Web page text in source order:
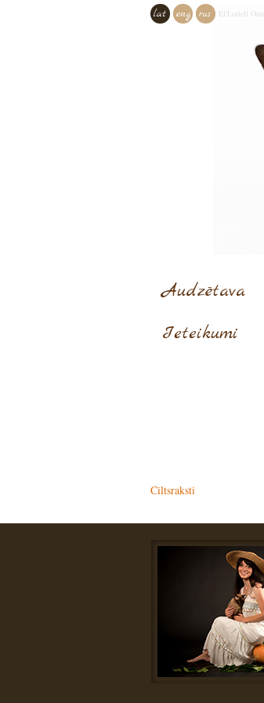
lat eng rus El'Loriell Onn
Audzētava
Ieteikumi
Ciltsraksti